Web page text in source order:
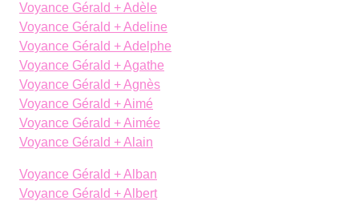
Voyance Gérald + Adèle
Voyance Gérald + Adeline
Voyance Gérald + Adelphe
Voyance Gérald + Agathe
Voyance Gérald + Agnès
Voyance Gérald + Aimé
Voyance Gérald + Aimée
Voyance Gérald + Alain
Voyance Gérald + Alban
Voyance Gérald + Albert